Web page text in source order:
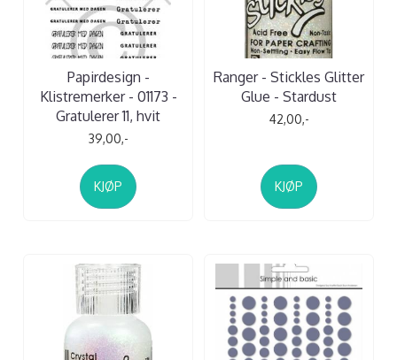
Papirdesign -
Klistremerker - 01173 -
Gratulerer 11, hvit
39,00,-
KJØP
Ranger - Stickles Glitter
Glue - Stardust
42,00,-
KJØP